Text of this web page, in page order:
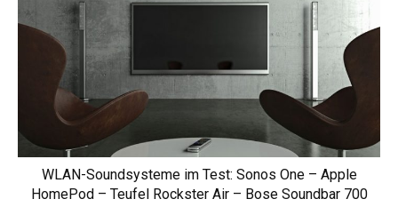
WLAN-Soundsysteme im Test: Sonos One – Apple
HomePod – Teufel Rockster Air – Bose Soundbar 700